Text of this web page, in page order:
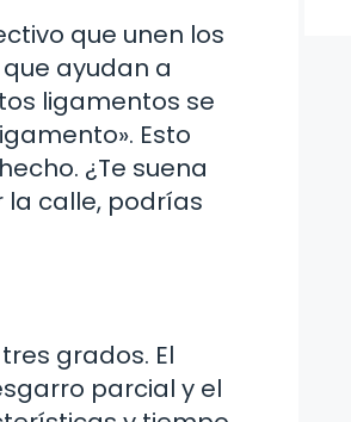
que unen los
ayudan a
ligamentos se
Esto
¿Te suena
calle, podrías
grados. El
parcial y el